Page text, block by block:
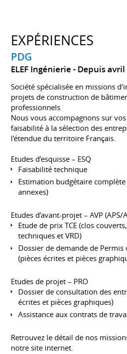
EXPÉRIENCES
PDG
ELEF Ingénierie Depuis avril
Société spécialisée en missions
projets de construction de
professionnels
Nous vous accompagnons sur
faisabilité à la sélection des
l'étendue du territoire Français.
Etudes d’esquisse – ESQ
Faisabilité technique
Estimation budgétaire
annexes)
Etudes d’avant-projet – AVP (APS/
Etude de prix TCE (clos
techniques et VRD)
Dossier de demande de Permis
(pièces écrites et pièces
Etudes de projet – PRO
Dossier de consultation des
écrites et pièces graphiques)
Assistance aux contrats de
Retrouvez le détail de nos
notre site internet.